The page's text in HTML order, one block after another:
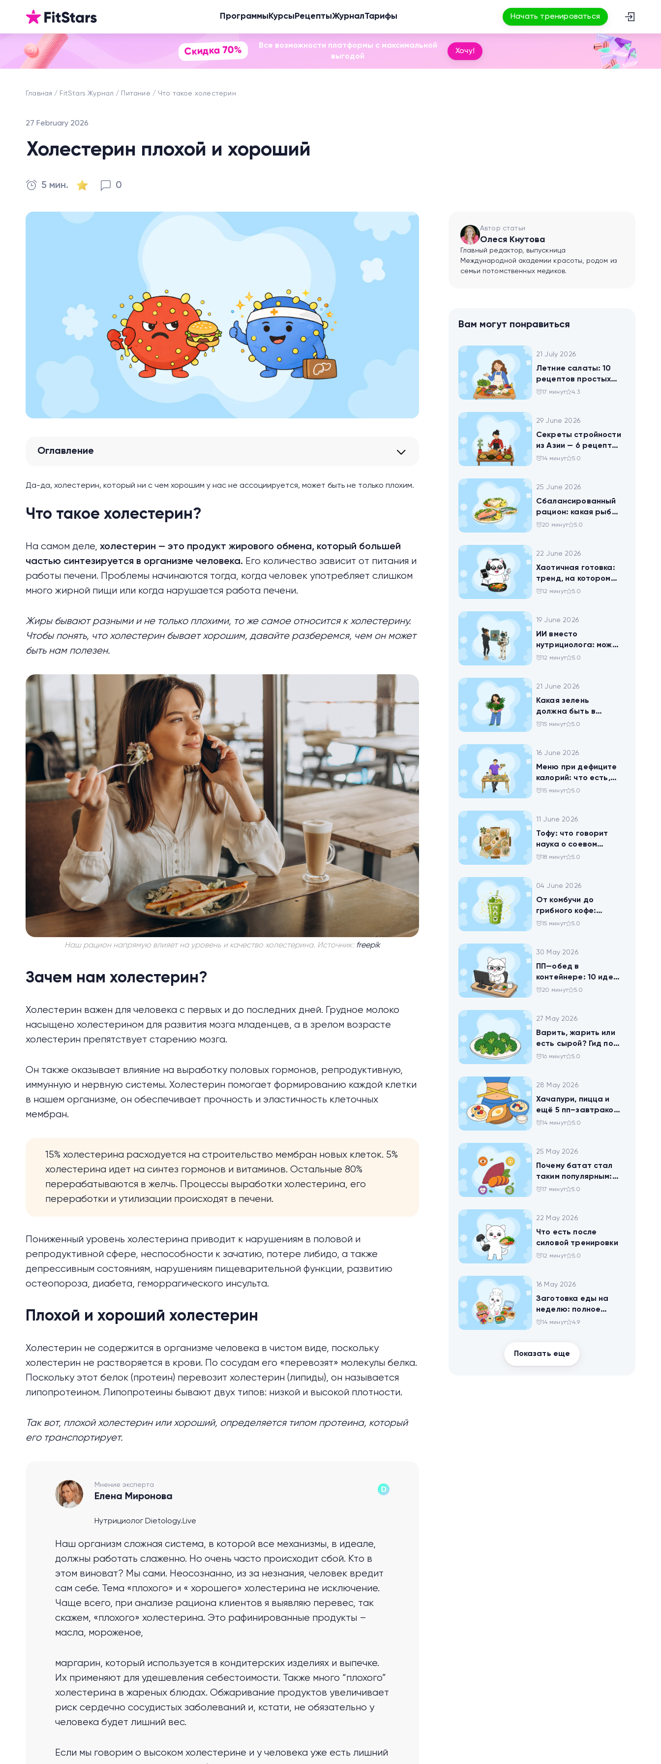
Программы Курсы РецептыЖурналТарифы Начать тренироваться
Скидка 70%
Все возможности платформы с максимальной
выгодой
Хочу!
Главная FitStars Журнал Питание Что такое холестерин
27 February 2026
Холестерин плохой и хороший
5 мин. 0
Оглавление
Да-да, холестерин, который ни с чем хорошим у нас не ассоциируется, может быть не только плохим.
Что такое холестерин?
На самом деле, холестерин — это продукт жирового обмена, который большей
частью синтезируется в организме человека. Его количество зависит от питания и
работы печени. Проблемы начинаются тогда, когда человек употребляет слишком
много жирной пищи или когда нарушается работа печени.
Жиры бывают разными и не только плохими, то же самое относится к холестерину.
Чтобы понять, что холестерин бывает хорошим, давайте разберемся, чем он может
быть нам полезен.
Наш рацион напрямую влияет на уровень и качество холестерина. Источник: freepik
Зачем нам холестерин?
Холестерин важен для человека с первых и до последних дней. Грудное молоко
насыщено холестерином для развития мозга младенцев, а в зрелом возрасте
холестерин препятствует старению мозга.
Он также оказывает влияние на выработку половых гормонов, репродуктивную,
иммунную и нервную системы. Холестерин помогает формированию каждой клетки
в нашем организме, он обеспечивает прочность и эластичность клеточных
мембран.
15% холестерина расходуется на строительство мембран новых клеток. 5%
холестерина идет на синтез гормонов и витаминов. Остальные 80%
перерабатываются в желчь. Процессы выработки холестерина, его
переработки и утилизации происходят в печени.
Пониженный уровень холестерина приводит к нарушениям в половой и
репродуктивной сфере, неспособности к зачатию, потере либидо, а также
депрессивным состояниям, нарушениям пищеварительной функции, развитию
остеопороза, диабета, геморрагического инсульта.
Плохой и хороший холестерин
Холестерин не содержится в организме человека в чистом виде, поскольку
холестерин не растворяется в крови. По сосудам его «перевозят» молекулы белка.
Поскольку этот белок (протеин) перевозит холестерин (липиды), он называется
липопротеином. Липопротеины бывают двух типов: низкой и высокой плотности.
Так вот, плохой холестерин или хороший, определяется типом протеина, который
его транспортирует.
Мнение эксперта
Елена Миронова
Нутрициолог Dietology.Live
Наш организм сложная система, в которой все механизмы, в идеале,
должны работать слаженно. Но очень часто происходит сбой. Кто в
этом виноват? Мы сами. Неосознанно, из за незнания, человек вредит
сам себе. Тема «плохого» и « хорошего» холестерина не исключение.
Чаще всего, при анализе рациона клиентов я выявляю перевес, так
скажем, «плохого» холестерина. Это рафинированные продукты –
масла, мороженое,
маргарин, который используется в кондитерских изделиях и выпечке.
Их применяют для удешевления себестоимости. Также много “плохого”
холестерина в жареных блюдах. Обжаривание продуктов увеличивает
риск сердечно сосудистых заболеваний и, кстати, не обязательно у
человека будет лишний вес.
Если мы говорим о высоком холестерине и у человека уже есть лишний
Автор статьи
Олеся Кнутова
Главный редактор, выпускница
Международной академии красоты, родом из
семьи потомственных медиков.
Вам могут понравиться
21 July 2026
Летние салаты: 10
рецептов простых
блюд для будней и
17 минут 4.3
29 June 2026
Секреты стройности
из Азии — 6 рецептов
китайских салатов
14 минут 5.0
25 June 2026
Сбалансированный
рацион: какая рыба
самая полезная
20 минут 5.0
22 June 2026
Хаотичная готовка:
тренд, на котором
похудел весь ТикТок
12 минут 5.0
19 June 2026
ИИ вместо
нутрициолога: можно
ли доверить
12 минут 5.0
21 June 2026
Какая зелень
должна быть в
тарелке
15 минут 5.0
16 June 2026
Меню при дефиците
калорий: что есть,
чтобы худеть
15 минут 5.0
11 June 2026
Тофу: что говорит
наука о соевом
твороге, который
18 минут 5.0
04 June 2026
От комбучи до
грибного кофе:
разбираемся в
15 минут 5.0
30 May 2026
ПП—обед в
контейнере: 10 идей
для офисников,
20 минут 5.0
27 May 2026
Варить, жарить или
есть сырой? Гид по
брокколи
16 минут 5.0
28 May 2026
Хачапури, пицца и
ещё 5 пп–завтраков,
чтобы набрать
14 минут 5.0
25 May 2026
Почему батат стал
таким популярным:
всё о пользе
17 минут 5.0
22 May 2026
Что есть после
силовой тренировки
12 минут 5.0
16 May 2026
Заготовка еды на
неделю: полное
руководство для
14 минут 4.9
Показать еще